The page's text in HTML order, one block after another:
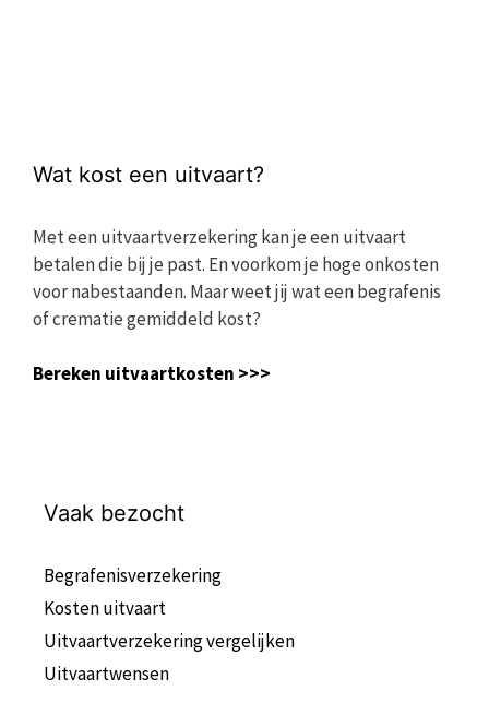
Wat kost een uitvaart?
Met een uitvaartverzekering kan je een uitvaart
betalen die bij je past. En voorkom je hoge onkosten
voor nabestaanden. Maar weet jij wat een begrafenis
of crematie gemiddeld kost?
Bereken uitvaartkosten >>>
Vaak bezocht
Begrafenisverzekering
Kosten uitvaart
Uitvaartverzekering vergelijken
Uitvaartwensen